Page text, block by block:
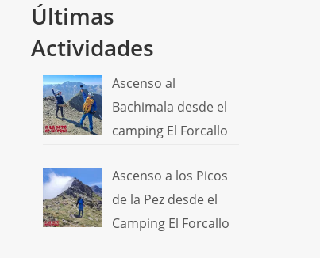
Últimas
Actividades
Ascenso al
Bachimala desde el
camping El Forcallo
Ascenso a los Picos
de la Pez desde el
Camping El Forcallo